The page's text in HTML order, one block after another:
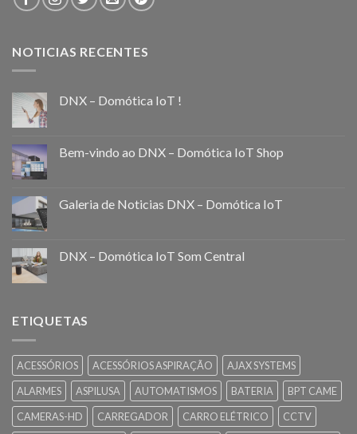
NOTICIAS RECENTES
DNX – Domótica IoT !
Bem-vindo ao DNX – Domótica IoT Shop
Galeria de Noticias DNX – Domótica IoT
DNX – Domótica IoT Som Central
ETIQUETAS
ACESSÓRIOS ACESSÓRIOS ASPIRAÇÃO
AJAX SYSTEMS
ALARMES
ASPILUSA AUTOMATISMOS BATERIA
BPT CAME
CAMERAS-HD
CARREGADOR CARRO ELÉTRICO
CCTV